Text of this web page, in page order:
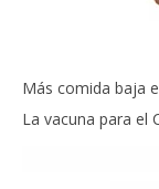
Más comida baja
La vacuna para el